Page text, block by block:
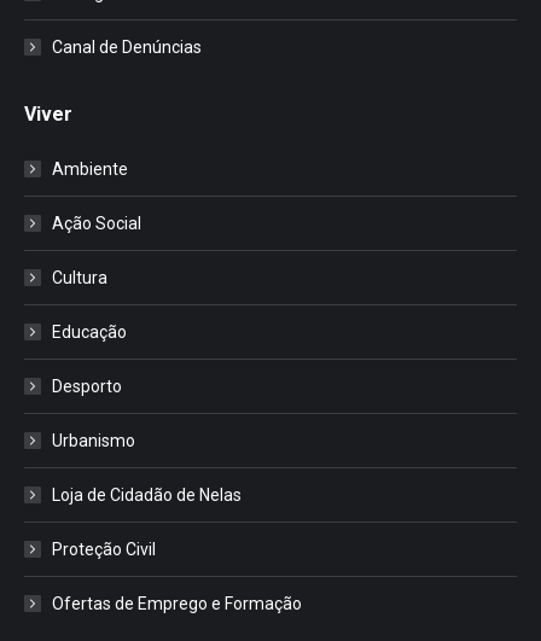
Canal de Denúncias
Viver
Ambiente
Ação Social
Cultura
Educação
Desporto
Urbanismo
Loja de Cidadão de Nelas
Proteção Civil
Ofertas de Emprego e Formação